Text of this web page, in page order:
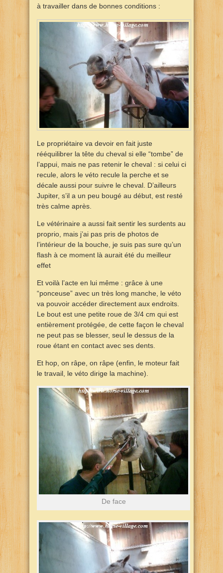
à travailler dans de bonnes conditions :
Le propriétaire va devoir en fait juste
rééquilibrer la tête du cheval si elle “tombe” de
l’appui, mais ne pas retenir le cheval : si celui ci
recule, alors le véto recule la perche et se
décale aussi pour suivre le cheval. D’ailleurs
Jupiter, s’il a un peu bougé au début, est resté
très calme après.
Le vétérinaire a aussi fait sentir les surdents au
proprio, mais j’ai pas pris de photos de
l’intérieur de la bouche, je suis pas sure qu’un
flash à ce moment là aurait été du meilleur
effet
Et voilà l’acte en lui même : grâce à une
“ponceuse” avec un très long manche, le véto
va pouvoir accéder directement aux endroits.
Le bout est une petite roue de 3/4 cm qui est
entièrement protégée, de cette façon le cheval
ne peut pas se blesser, seul le dessus de la
roue étant en contact avec ses dents.
Et hop, on râpe, on râpe (enfin, le moteur fait
le travail, le véto dirige la machine).
De face